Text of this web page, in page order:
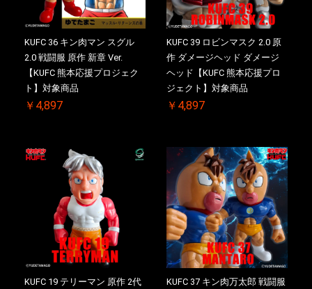
KUFC 36 キン肉マン スグル
2.0 戦闘服 原作 新章 Ver.
【KUFC 熊本応援プロジェク
ト】対象商品
￥4,897
KUFC 39 ロビンマスク 2.0 原
作 ダメージヘッド ダメージ
ヘッド【KUFC 熊本応援プロ
ジェクト】対象商品
￥4,897
KUFC 19 テリーマン 原作 2代 KUFC 37 キン肉万太郎 戦闘服